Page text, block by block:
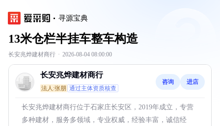
寻源宝典
13米仓栏半挂车整车构造
长安兆烨建材商行 · 2026-08-04 08:00:00
长安兆烨建材商行
法人:张朋 通过主体资质核查
咨询 进店
长安兆烨建材商行位于石家庄长安区，2019年成立，专营
多种建材，服务多领域，专业权威，经验丰富，诚信经